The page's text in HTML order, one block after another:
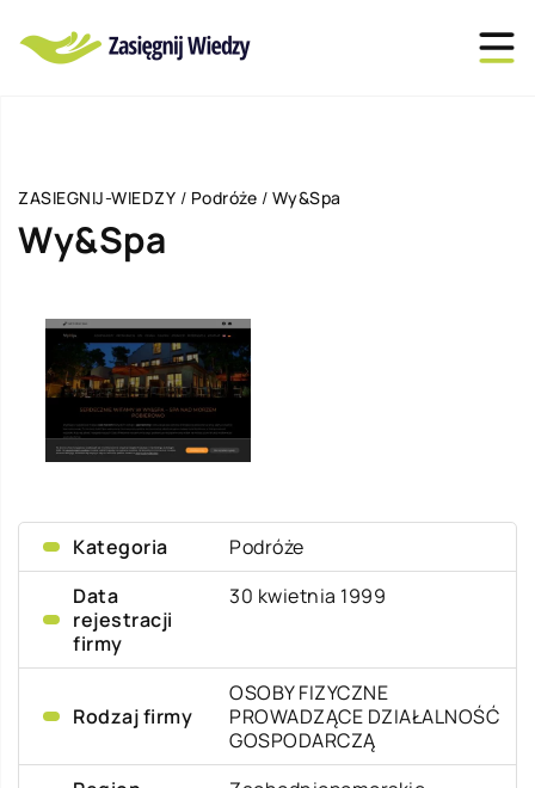
ZASIEGNIJ-WIEDZY / Podróże / Wy&Spa
Wy&Spa
Kategoria
Podróże
Data
rejestracji
firmy
30 kwietnia 1999
Rodzaj firmy
OSOBY FIZYCZNE
PROWADZĄCE DZIAŁALNOŚĆ
GOSPODARCZĄ